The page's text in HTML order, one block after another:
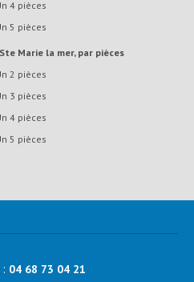
Un 4 pièces
Un 5 pièces
Marie la mer, par pièces
Un 2 pièces
Un 3 pièces
Un 4 pièces
Un 5 pièces
04 68 73 04 21